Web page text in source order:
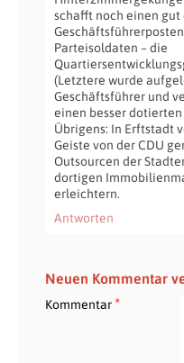
schafft noch einen
Parteisoldaten – die
(Letztere wurde
Geschäftsführer und
einen besser
Übrigens: In Erftstadt
Geiste von der CDU
Outsourcen der
dortigen
erleichtern.
Antworten
Neuen Kommentar
Kommentar*